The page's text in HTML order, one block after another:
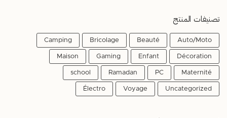
تصنيفات المنتج
Auto/Moto
Beauté
Bricolage
Camping
Décoration
Enfant
Gaming
Maison
Maternité
PC
Ramadan
school
Uncategorized
Voyage
Électro